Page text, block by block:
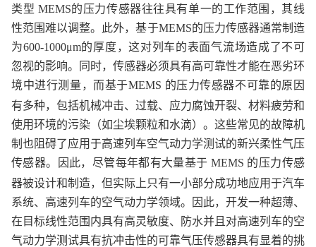
类型 MEMS的压力传感器往往具有单一的工作范围，其线
性范围难以调整。此外，基于MEMS的压力传感器通常制造
为600-1000μm的厚度，这对列车的表面气流场造成了不可
忽视的影响。同时，传感器必须具有高可靠性才能在恶劣环
境中进行测量，而基于MEMS 的压力传感器不可靠的原因
有多种，包括机械冲击、过载、应力腐蚀开裂、材料疲劳和
使用环境的污染（如尘埃颗粒和水滴）。这些常见的故障机
制也阻碍了应用于高速列车空气动力学测试的新兴柔性气压
传感器。因此，尽管每年都有大量基于 MEMS 的压力传感
器被设计和制造，但实际上只有一小部分成功地应用于汽车
系统、高速列车的空气动力学领域。因此，开发一种超薄、
在目标线性范围内具有高灵敏度、防水并且对高速列车的空
气动力学测试具有抗冲击性的可靠气压传感器具有显着的挑